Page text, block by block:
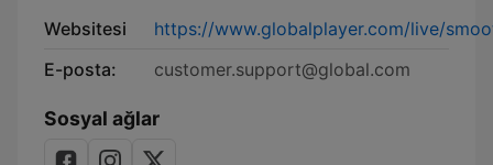
Websitesi
https://www.globalplayer.com/live/
E-posta:
customer.support@global.com
Sosyal ağlar